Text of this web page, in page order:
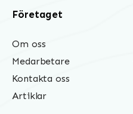
Företaget
Om oss
Medarbetare
Kontakta oss
Artiklar